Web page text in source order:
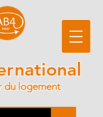
du logement